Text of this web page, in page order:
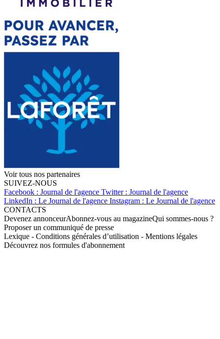
Voir tous nos partenaires
SUIVEZ-NOUS
Facebook : Journal de l'agence Twitter : Journal de l'agence
LinkedIn : Le Journal de l'agence Instagram : Le Journal de l'agence
CONTACTS
Devenez annonceurAbonnez-vous au magazineQui sommes-nous ?
Proposer un communiqué de presse
Lexique - Conditions générales d’utilisation - Mentions légales
Découvrez nos formules d'abonnement